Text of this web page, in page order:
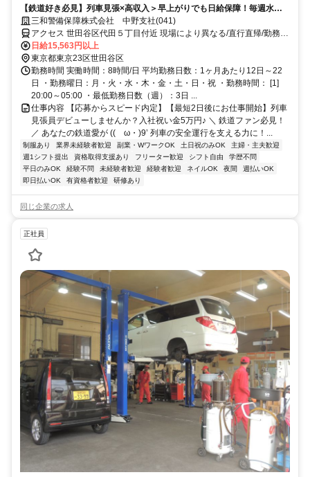
【鉄道好き必見】列車見張×高収入＞早上がりでも日給保障！毎週水曜
が給料日！日払いもOK！
三和警備保障株式会社 中野支社(041)
アクセス 世田谷区代田５丁目付近 現場により異なる/直行直帰/勤務地
相談可 ■電話面接■来社不要■即日勤務
日給15,563円以上
東京都東京23区世田谷区
勤務時間 実働時間：8時間/日 平均勤務日数：1ヶ月あたり12日～22
日 ・勤務曜日：月・火・水・木・金・土・日・祝 ・勤務時間： [1]
20:00～05:00 ・最低勤務日数（週）：3日 ...
仕事内容 【応募からスピード内定】【最短2日後にお仕事開始】列車
見張員デビューしませんか？入社祝い金5万円♪ ＼ 鉄道ファン必見！
／ あなたの鉄道愛が ((ゝω・)9’ 列車の安全運行を支える力に！...
制服あり 業界未経験者歓迎 副業・WワークOK 土日祝のみOK
主婦・主夫歓迎
週1シフト提出
資格取得支援あり フリーター歓迎 シフト自由
学歴不問
平日のみOK
経験不問 未経験者歓迎 経験者歓迎 ネイルOK 夜間
週払いOK
即日払いOK
有資格者歓迎 研修あり
同じ企業の求人
正社員